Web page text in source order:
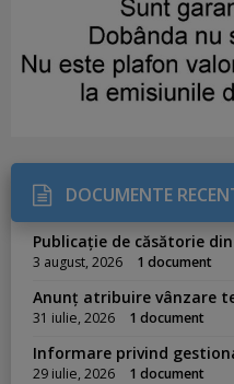
DOCUMENTE
Publicație de căsătorie din
3 august, 2026 1 document
Anunț atribuire vânzare
31 iulie, 2026 1 document
Informare privind
29 iulie, 2026 1 document